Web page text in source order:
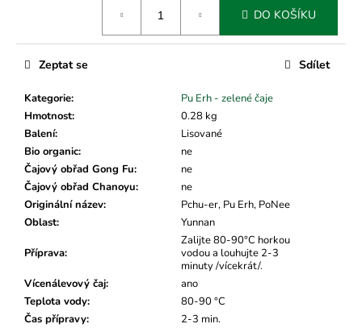
DO KOŠÍKU
Kategorie:
Pu Erh - zelené čaje
Hmotnost:
0.28 kg
Balení:
Lisované
Bio organic:
ne
Čajový obřad Gong Fu:
ne
Čajový obřad Chanoyu:
ne
Originální název:
Pchu-er, Pu Erh, PoNee
Oblast: Yunnan
Příprava:
Zalijte 80-90°C horkou
vodou a louhujte 2-3
minuty /vícekrát/.
Vícenálevový čaj:
ano
Teplota vody:
80-90 °C
Čas přípravy:
2-3 min.
Zeptat se Sdílet